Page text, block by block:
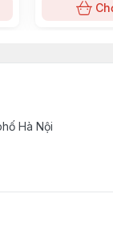
Hà Nội